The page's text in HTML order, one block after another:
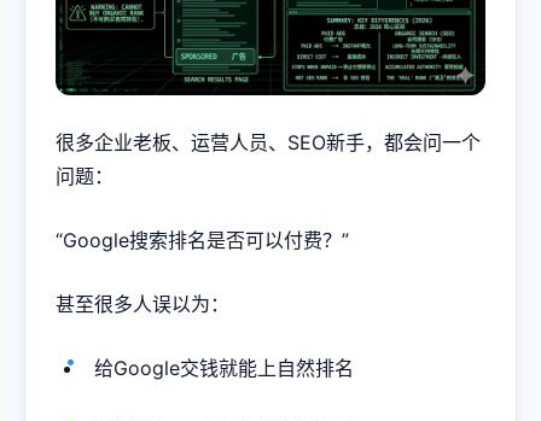
很多企业老板、运营人员、SEO新手，都会问一个
问题：
“Google搜索排名是否可以付费？”
甚至很多人误以为：
给Google交钱就能上自然排名